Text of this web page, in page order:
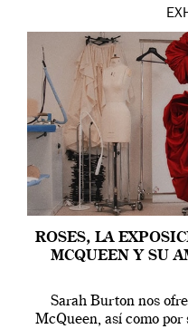
ROSES, LA
MCQUEEN Y SU
Sarah Burton nos
McQueen, así como por